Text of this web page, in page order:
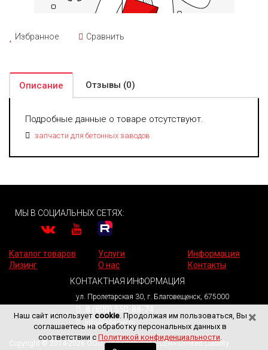
Избранное Сравнить
Описание Отзывы (0)
Подробные данные о товаре отсутствуют.
запчасти для бетонных заводов
МЫ В СОЦИАЛЬНЫХ СЕТЯХ:
Каталог товаров Услуги
Информация
Лизинг
О нас
Контакты
КОНТАКТНАЯ ИНФОРМАЦИЯ
ул. Пролетарская 30, г. Благовещенск, 675000
8 (800) 550-88-74
info@specer.ru
Copyright © 2014-2026 ООО «СПЕЦЕР» («SPECER» Limited Liability
×
Наш сайт использует cookie. Продолжая им пользоваться, Вы
соглашаетесь на обработку персональных данных в
соответствии с Политикой конфиденциальности.